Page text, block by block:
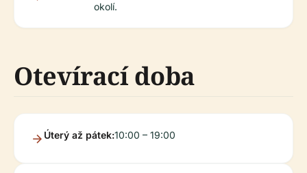
okolí.
Otevírací doba
Úterý až pátek:10:00 – 19:00